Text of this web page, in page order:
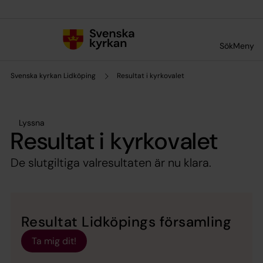
SökMeny
Svenska kyrkan Lidköping Resultat i kyrkovalet
Lyssna
Resultat i kyrkovalet
De slutgiltiga valresultaten är nu klara.
Resultat Lidköpings församling
Ta mig dit!